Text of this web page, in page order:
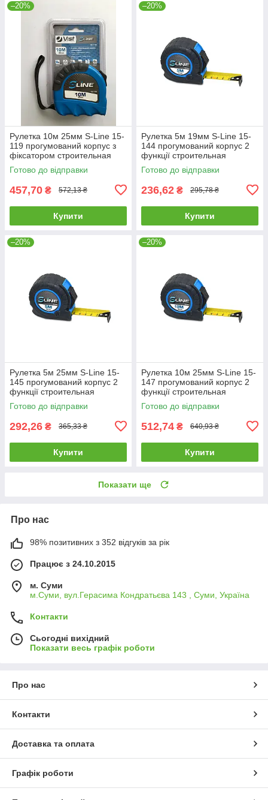
–20%
Рулетка 10м 25мм S-Line 15-
119 прогумований корпус з
фіксатором строительная
будівельна
Готово до відправки
457,70 ₴ 572,13 ₴
Купити
–20%
Рулетка 5м 19мм S-Line 15-
144 прогумований корпус 2
функції строительная
будівельна
Готово до відправки
236,62 ₴ 295,78 ₴
Купити
–20%
Рулетка 5м 25мм S-Line 15-
145 прогумований корпус 2
функції строительная
будівельна
Готово до відправки
292,26 ₴ 365,33 ₴
Купити
–20%
Рулетка 10м 25мм S-Line 15-
147 прогумований корпус 2
функції строительная
будівельна
Готово до відправки
512,74 ₴ 640,93 ₴
Купити
Показати ще
Про нас
98% позитивних з 352 відгуків за рік
Працює з 24.10.2015
м. Суми
м.Суми, вул.Герасима Кондратьєва 143 , Суми, Україна
Контакти
Сьогодні вихідний
Показати весь графік роботи
Про нас
Контакти
Доставка та оплата
Графік роботи